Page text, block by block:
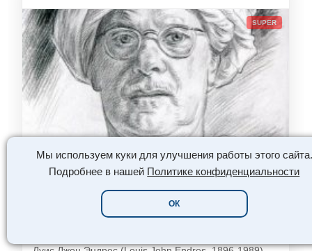
Мы используем куки для улучшения работы этого сайта.
Подробнее в нашей Политике конфиденциальности
ОК
SUPER
👏 🔥 😍 🌟 ❤️
Луис Джон Эндрес – американский